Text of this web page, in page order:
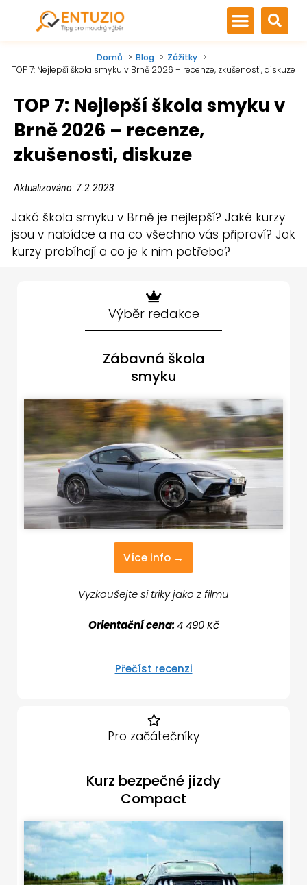
Domů Blog
Zážitky
TOP 7: Nejlepší škola smyku v Brně 2026 –⁠ recenze, zkušenosti, diskuze
TOP 7: Nejlepší škola smyku v
Brně 2026 –⁠ recenze,
zkušenosti, diskuze
Aktualizováno: 7.2.2023
Jaká škola smyku v Brně je nejlepší? Jaké kurzy
jsou v nabídce a na co všechno vás připraví? Jak
kurzy probíhají a co je k nim potřeba?
Výběr redakce
Zábavná škola
smyku
Více info →
Vyzkoušejte si triky jako z filmu
Orientační cena:4 490 Kč
Přečíst recenzi
Pro začátečníky
Kurz bezpečné jízdy
Compact